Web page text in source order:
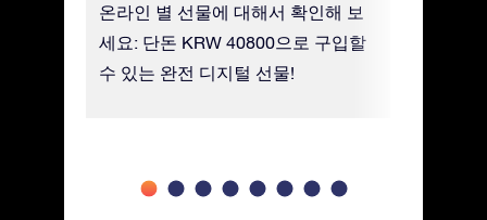
온라인 별 선물에 대해서 확인해 보
세요: 단돈 KRW 40800으로 구입할
수 있는 완전 디지털 선물!